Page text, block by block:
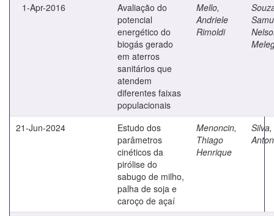
1-Apr-2016
Avaliação do
potencial
energético do
biogás gerado
em aterros
sanitários que
atendem
diferentes faixas
populacionais
Mello,
Andriele
Rimoldi
21-Jun-2024
Estudo dos
parâmetros
cinéticos da
pirólise do
sabugo de milho,
palha de soja e
caroço de açaí
Menoncin,
Thiago
Henrique